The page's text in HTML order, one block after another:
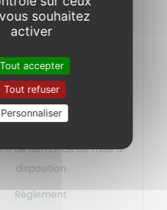
associatif
la Fontaine
de demande de mise à
disposition
Règlement
souhaitez
activer
Tout accepter
Tout refuser
Personnaliser